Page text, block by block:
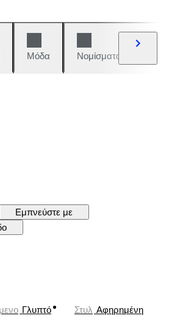
Μόδα Νομίσματα και
Εμπνεύστε με
Γλυπτό Στυλ Αφηρημένη